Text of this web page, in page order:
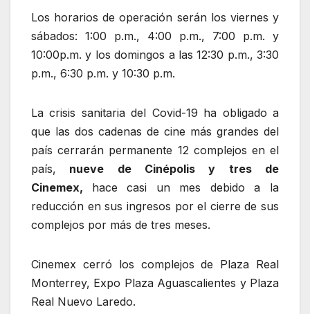
Los horarios de operación serán los viernes y
sábados: 1:00 p.m., 4:00 p.m., 7:00 p.m. y
10:00p.m. y los domingos a las 12:30 p.m., 3:30
p.m., 6:30 p.m. y 10:30 p.m.
La crisis sanitaria del Covid-19 ha obligado a
que las dos cadenas de cine más grandes del
país cerrarán permanente 12 complejos en el
país, nueve de Cinépolis y tres de
Cinemex, hace casi un mes debido a la
reducción en sus ingresos por el cierre de sus
complejos por más de tres meses.
Cinemex cerró los complejos de Plaza Real
Monterrey, Expo Plaza Aguascalientes y Plaza
Real Nuevo Laredo.